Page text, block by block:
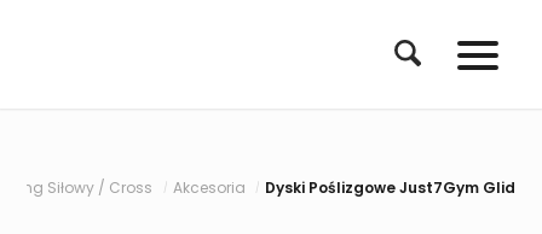
Siłowy / Cross Akcesoria Dyski Poślizgowe Just7Gym Glide